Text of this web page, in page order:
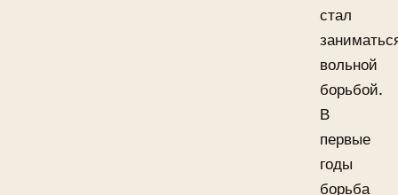
стал
вольной
борьбой.
В
первые
годы
борьба